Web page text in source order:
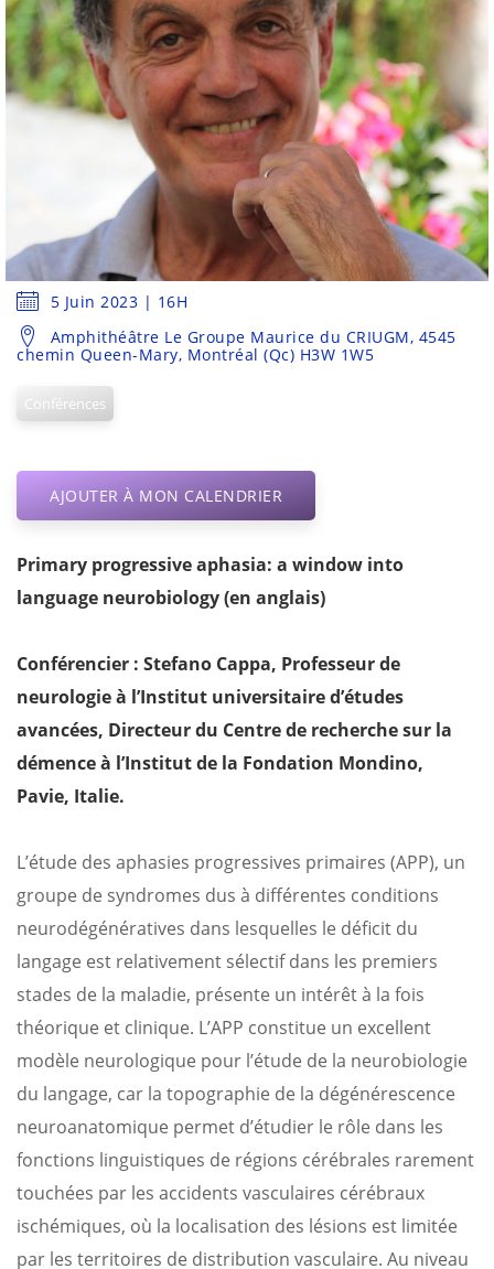
5 Juin 2023 | 16H
Amphithéâtre Le Groupe Maurice du CRIUGM, 4545
chemin Queen-Mary, Montréal (Qc) H3W 1W5
Conférences
AJOUTER À MON CALENDRIER
Primary progressive aphasia: a window into
language neurobiology (en anglais)
Conférencier : Stefano Cappa, Professeur de
neurologie à l’Institut universitaire d’études
avancées, Directeur du Centre de recherche sur la
démence à l’Institut de la Fondation Mondino,
Pavie, Italie.
L’étude des aphasies progressives primaires (APP), un
groupe de syndromes dus à différentes conditions
neurodégénératives dans lesquelles le déficit du
langage est relativement sélectif dans les premiers
stades de la maladie, présente un intérêt à la fois
théorique et clinique. L’APP constitue un excellent
modèle neurologique pour l’étude de la neurobiologie
du langage, car la topographie de la dégénérescence
neuroanatomique permet d’étudier le rôle dans les
fonctions linguistiques de régions cérébrales rarement
touchées par les accidents vasculaires cérébraux
ischémiques, où la localisation des lésions est limitée
par les territoires de distribution vasculaire. Au niveau